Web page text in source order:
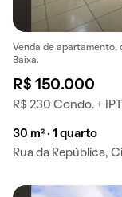
Venda de apartamento,
Baixa.
R$ 150.000
R$ 230 Condo. +
30 m² · 1 quarto
Rua da República,